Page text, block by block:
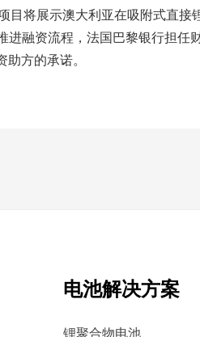
目将展示澳大利亚在吸附式直接
进融资流程，法国巴黎银行担任
助方的承诺。
电池解决方案
锂聚合物电池